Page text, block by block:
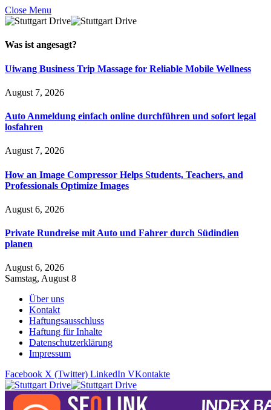
Close Menu
Was ist angesagt?
Uiwang Business Trip Massage for Reliable Mobile Wellness
August 7, 2026
Auto Anmeldung einfach online durchführen und sofort legal
losfahren
August 7, 2026
How an Image Compressor Helps Students, Teachers, and
Professionals Optimize Images
August 6, 2026
Private Rundreise mit Auto und Fahrer durch Südindien
planen
August 6, 2026
Samstag, August 8
Über uns
Kontakt
Haftungsausschluss
Haftung für Inhalte
Datenschutzerklärung
Impressum
Facebook X (Twitter) LinkedIn VKontakte